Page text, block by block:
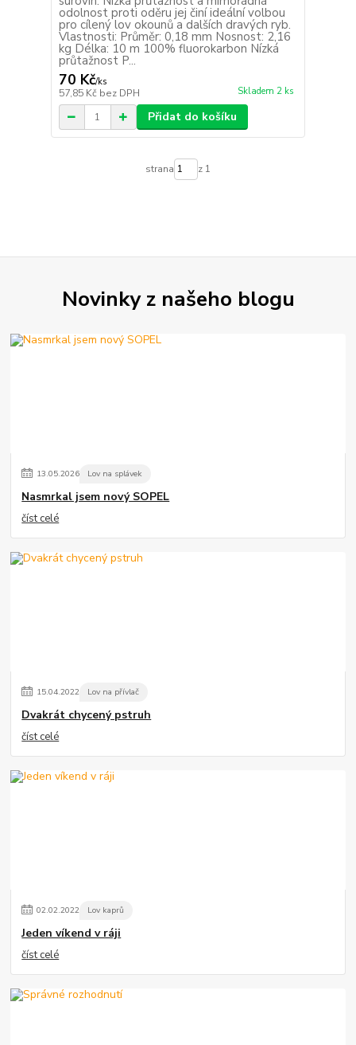
odolnost proti oděru jej činí ideální volbou
pro cílený lov okounů a dalších dravých ryb.
Vlastnosti: Průměr: 0,18 mm Nosnost: 2,16
kg Délka: 10 m 100% fluorokarbon Nízká
průtažnost P...
70 Kč/ks
57,85 Kč bez DPH Skladem 2 ks
Přidat do košíku
strana z 1
Novinky z našeho blogu
13.05.2026 Lov na splávek
Nasmrkal jsem nový SOPEL
číst celé
15.04.2022 Lov na přívlač
Dvakrát chycený pstruh
číst celé
02.02.2022 Lov kaprů
Jeden víkend v ráji
číst celé